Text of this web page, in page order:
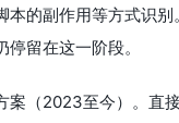
本的副作用等方式识
留在这一阶段。
案（2023至今）。直